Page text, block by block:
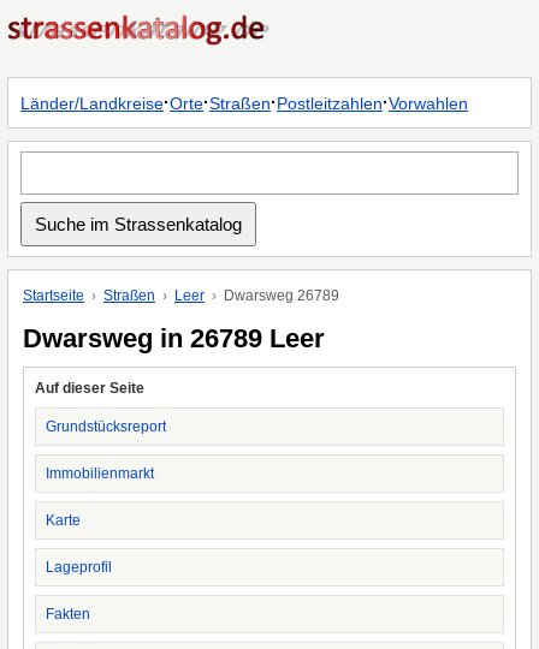
Länder/Landkreise·Orte·Straßen·Postleitzahlen·Vorwahlen
Startseite Straßen Leer Dwarsweg 26789
Dwarsweg in 26789 Leer
Auf dieser Seite
Grundstücksreport
Immobilienmarkt
Karte
Lageprofil
Fakten